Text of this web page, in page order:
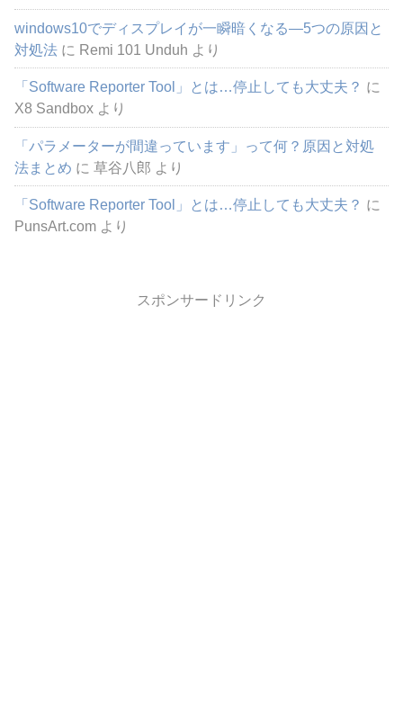
windows10でディスプレイが一瞬暗くなる―5つの原因と
対処法 に Remi 101 Unduh より
「Software Reporter Tool」とは…停止しても大丈夫？ に
X8 Sandbox より
「パラメーターが間違っています」って何？原因と対処
法まとめ に草谷八郎 より
「Software Reporter Tool」とは…停止しても大丈夫？ に
PunsArt.com より
スポンサードリンク